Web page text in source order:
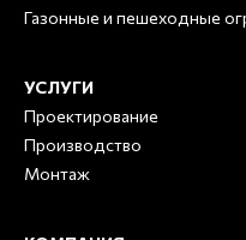
Газонные и пешеходные
УСЛУГИ
Проектирование
Производство
Монтаж